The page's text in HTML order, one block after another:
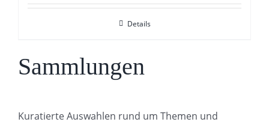
Details
Sammlungen
Kuratierte Auswahlen rund um Themen und